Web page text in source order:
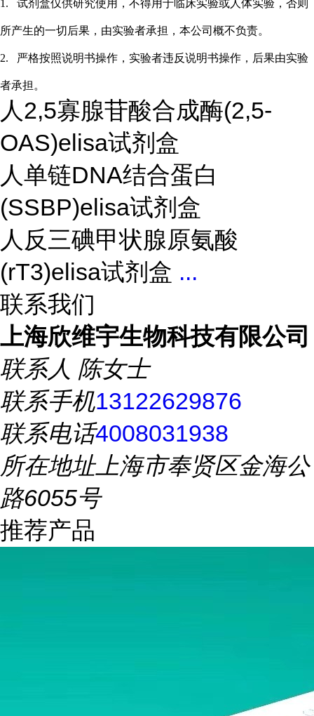
1. 试剂盒仅供研究使用，不得用于临床实验或人 体实验，否则
所产生的一切后果，由实验者承担，本公司概不负责。
2. 严格按照说明书操作，实验者违反说明书操作，后果由实验
者承担。
人2,5寡腺苷酸合成酶(2,5-
OAS)elisa试剂盒
人单链DNA结合蛋白
(SSBP)elisa试剂盒
人反三碘甲状腺原氨酸
(rT3)elisa试剂盒 ...
联系我们
上海欣维宇生物科技有限公司
联系人 陈女士
联系手机13122629876
联系电话4008031938
所在地址上海市奉贤区金海公
路6055号
推荐产品